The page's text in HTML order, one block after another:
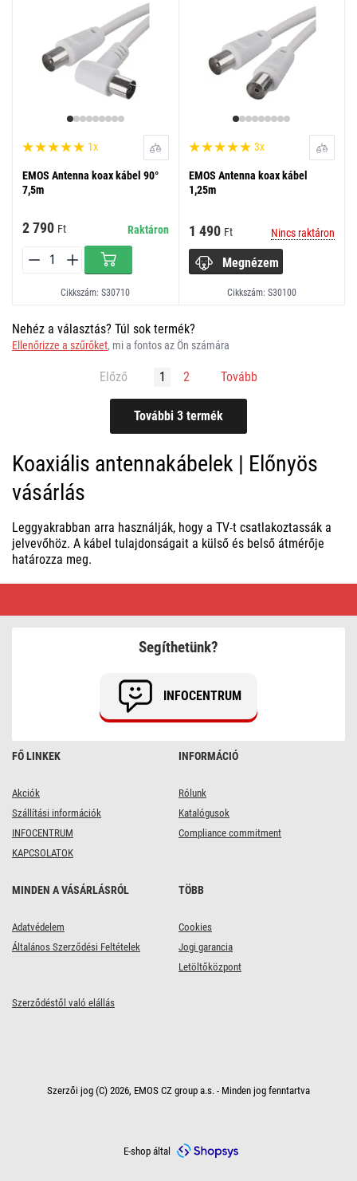
1x
EMOS Antenna koax kábel 90°
7,5m
2 790 Ft Raktáron
Cikkszám: S30710
3x
EMOS Antenna koax kábel
1,25m
1 490 Ft Nincs raktáron
Megnézem
Cikkszám: S30100
Nehéz a választás? Túl sok termék?
Ellenőrizze a szűrőket, mi a fontos az Ön számára
Előző 1 2 Tovább
Koaxiális antennakábelek | Előnyös
vásárlás
Leggyakrabban arra használják, hogy a TV-t csatlakoztassák a
jelvevőhöz. A kábel tulajdonságait a külső és belső átmérője
határozza meg.
FŐ LINKEK
Akciók
Szállítási információk
INFOCENTRUM
KAPCSOLATOK
INFORMÁCIÓ
Rólunk
Katalógusok
Compliance commitment
MINDEN A VÁSÁRLÁSRÓL
Adatvédelem
Általános Szerződési Feltételek
TÖBB
Cookies
Jogi garancia
Letöltőközpont
Szerződéstől való elállás
Segíthetünk?
INFOCENTRUM
Szerzői jog (C) 2026, EMOS CZ group a.s. - Minden jog fenntartva
E-shop által